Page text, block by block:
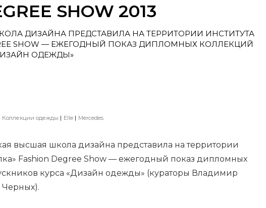
SHOW 2013
ДИЗАЙНА ПРЕДСТАВИЛА НА ТЕРРИТОРИИ ИНСТИТУТА
SHOW — ЕЖЕГОДНЫЙ ПОКАЗ ДИПЛОМНЫХ КОЛЛЕКЦИЙ
ОДЕЖДЫ»
Коллекции одежды Elle Mercedes
высшая школа дизайна представила на территории
Fashion Degree Show — ежегодный показ дипломных
курса «Дизайн одежды» (кураторы Владимир